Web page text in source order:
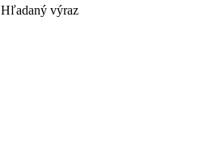
Hľadaný výraz